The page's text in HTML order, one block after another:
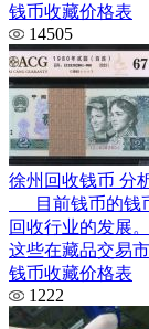
钱币收藏价格表
14505
徐州回收钱币 分
目前钱币的钱
回收行业的发展
这些在藏品交易
钱币收藏价格表
1222